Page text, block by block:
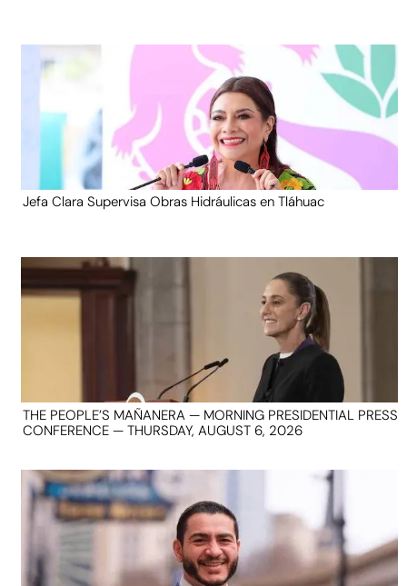
Jefa Clara Supervisa Obras Hidráulicas en Tláhuac
THE PEOPLE’S MAÑANERA — MORNING PRESIDENTIAL PRESS
CONFERENCE — THURSDAY, AUGUST 6, 2026